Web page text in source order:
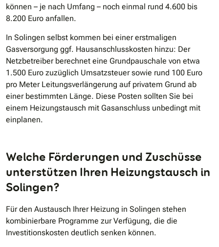
können – je nach Umfang – noch einmal rund 4.600 bis
8.200 Euro anfallen.
In Solingen selbst kommen bei einer erstmaligen
Gasversorgung ggf. Hausanschlusskosten hinzu: Der
Netzbetreiber berechnet eine Grundpauschale von etwa
1.500 Euro zuzüglich Umsatzsteuer sowie rund 100 Euro
pro Meter Leitungsverlängerung auf privatem Grund ab
einer bestimmten Länge. Diese Posten sollten Sie bei
einem Heizungstausch mit Gasanschluss unbedingt mit
einplanen.
Welche Förderungen und Zuschüsse
unterstützen Ihren Heizungstausch in
Solingen?
Für den Austausch Ihrer Heizung in Solingen stehen
kombinierbare Programme zur Verfügung, die die
Investitionskosten deutlich senken können.